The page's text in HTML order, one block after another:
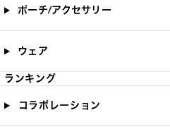
ポーチ/アクセサリー
ウェア
ランキング
コラボレーション